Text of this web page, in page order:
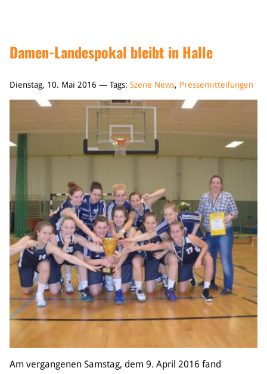
Damen-Landespokal bleibt in Halle
Dienstag, 10. Mai 2016 — Tags: Szene News, Pressemitteilungen
Am vergangenen Samstag, dem 9. April 2016 fand